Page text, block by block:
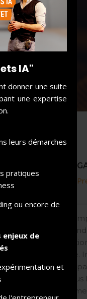
IA"
donner une suite
une expertise
leurs démarches
pratiques
ou encore de
enjeux de
et
Aujourd’hui
mais
toute
incrémentale.
verbes en
désignent tous
un